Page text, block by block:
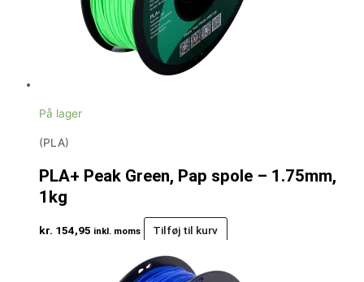
På lager
(PLA)
PLA+ Peak Green, Pap spole – 1.75mm,
1kg
kr. 154,95 inkl. moms Tilføj til kurv